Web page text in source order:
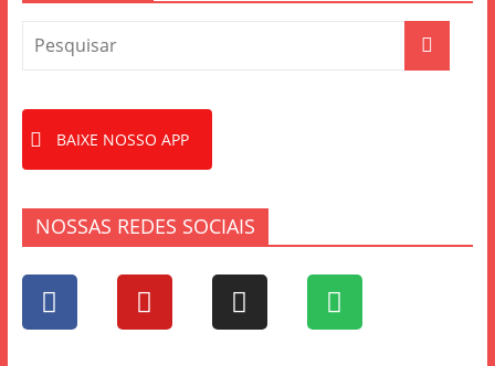
BAIXE NOSSO APP
NOSSAS REDES SOCIAIS